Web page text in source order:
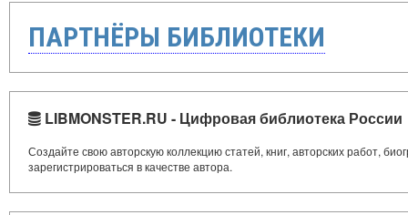
ПАРТНЁРЫ БИБЛИОТЕКИ
LIBMONSTER.RU - Цифровая библиотека России
Создайте свою авторскую коллекцию статей, книг, авторских работ,
зарегистрироваться в качестве автора.